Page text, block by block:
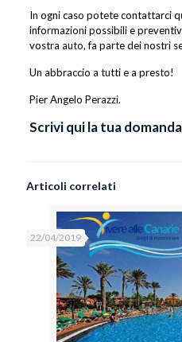
In ogni caso potete contattarci
informazioni possibili e
vostra auto, fa parte dei nostri
Un abbraccio a tutti e a presto!
Pier Angelo Perazzi.
Scrivi qui la tua domanda
Articoli correlati
22/04/2019